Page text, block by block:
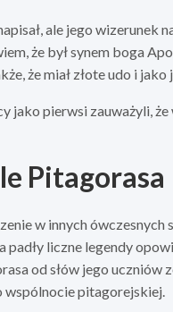
ale jego wizerunek
że był synem boga
że miał złote udo i jako
jako pierwsi zauważyli,
Pitagorasa
w innych ówczesnych
liczne legendy
od słów jego uczniów
wspólnocie pitagorejskiej.